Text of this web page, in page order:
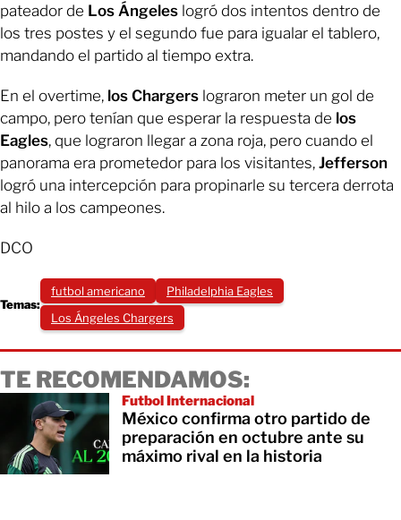
pateador de Los Ángeles logró dos intentos dentro de
los tres postes y el segundo fue para igualar el tablero,
mandando el partido al tiempo extra.
En el overtime, los Chargers lograron meter un gol de
campo, pero tenían que esperar la respuesta de los
Eagles, que lograron llegar a zona roja, pero cuando el
panorama era prometedor para los visitantes, Jefferson
logró una intercepción para propinarle su tercera derrota
al hilo a los campeones.
DCO
Temas:
futbol americano
Philadelphia Eagles
Los Ángeles Chargers
TE RECOMENDAMOS:
Futbol Internacional
México confirma otro partido de
preparación en octubre ante su
máximo rival en la historia